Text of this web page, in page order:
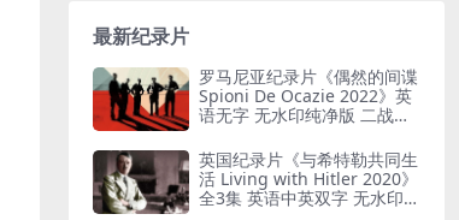
最新纪录片
罗马尼亚纪录片《偶然的间谍
Spioni De Ocazie 2022》英
语无字 无水印纯净版 二战谍
英国纪录片《与希特勒共同生
活 Living with Hitler 2020》
全3集 英语中英双字 无水印纯